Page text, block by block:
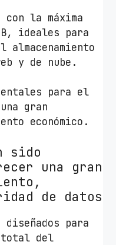
la máxima
ideales para
y de nube.
para el
gran
económico.
sido
una gran
de datos
diseñados para
total del